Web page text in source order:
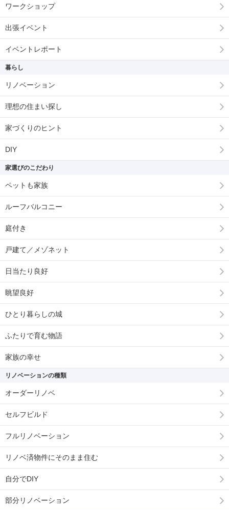
ワークショップ
出張イベント
イベントレポート
暮らし
リノベーション
理想の住まい探し
家づくりのヒント
DIY
家選びのこだわり
ペットも家族
ルーフバルコニー
庭付き
戸建て／メゾネット
日当たり良好
眺望良好
ひとり暮らしの城
ふたりで育む物語
家族の幸せ
リノベーションの種類
オーダーリノベ
セルフビルド
フルリノベーション
リノベ済物件にそのまま住む
自分でDIY
部分リノベーション